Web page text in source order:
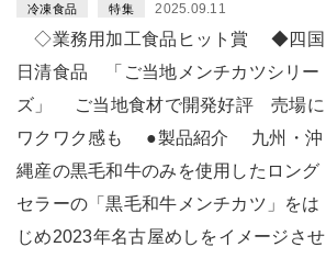
冷凍食品 特集 2025.09.11
◇業務用加工食品ヒット賞 ◆四国
日清食品 「ご当地メンチカツシリー
ズ」 ご当地食材で開発好評 売場に
ワクワク感も ●製品紹介 九州・沖
縄産の黒毛和牛のみを使用したロング
セラーの「黒毛和牛メンチカツ」をは
じめ2023年名古屋めしをイメージさせ